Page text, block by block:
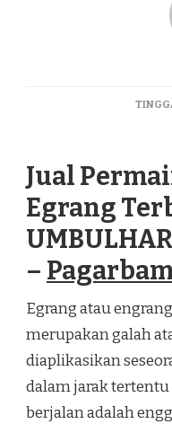
Jual
Egrang
–
Egrang atau
merupakan galah
diaplikasikan
dalam jarak tertentu
berjalan adalah